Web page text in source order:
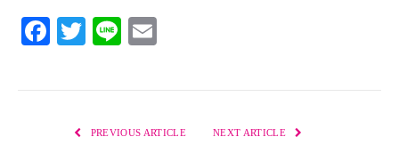
Facebook
Twitter
Line
PREVIOUS ARTICLE NEXT ARTICLE